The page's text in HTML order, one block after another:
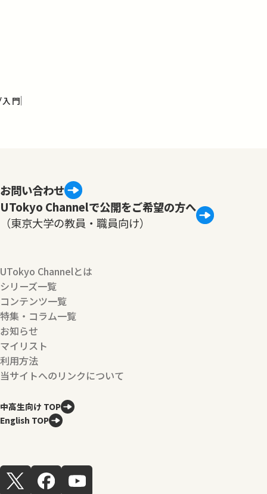
入門
お問い合わせ
UTokyo Channelで公開をご希望の方へ
（東京大学の教員・職員向け）
UTokyo Channelとは
シリーズ一覧
コンテンツ一覧
特集・コラム一覧
お知らせ
マイリスト
利用方法
当サイトへのリンクについて
中高生向け TOP
English TOP